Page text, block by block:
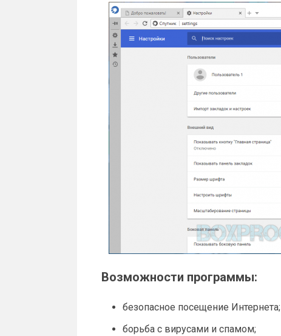
Возможности программы:
безопасное посещение Интернета;
борьба с вирусами и спамом;